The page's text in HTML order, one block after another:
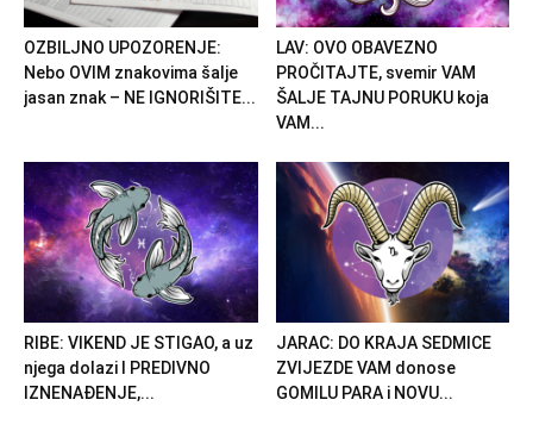
OZBILJNO UPOZORENJE:
Nebo OVIM znakovima šalje
jasan znak – NE IGNORIŠITE...
LAV: OVO OBAVEZNO
PROČITAJTE, svemir VAM
ŠALJE TAJNU PORUKU koja
VAM...
RIBE: VIKEND JE STIGAO, a uz
njega dolazi I PREDIVNO
IZNENAĐENJE,...
JARAC: DO KRAJA SEDMICE
ZVIJEZDE VAM donose
GOMILU PARA i NOVU...